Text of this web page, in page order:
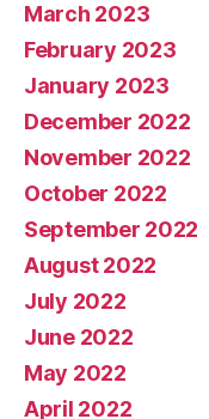
March 2023
February 2023
January 2023
December 2022
November 2022
October 2022
September 2022
August 2022
July 2022
June 2022
May 2022
April 2022